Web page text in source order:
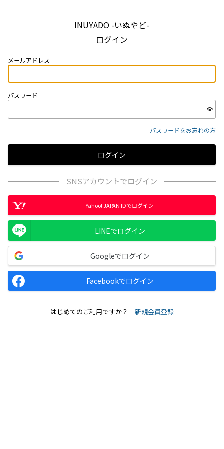
INUYADO -いぬやど-
ログイン
メールアドレス
パスワード
パスワードをお忘れの方
SNSアカウントでログイン
Yahoo! JAPAN IDでログイン
LINEでログイン
Googleでログイン
Facebookでログイン
はじめてのご利用ですか？ 新規会員登録